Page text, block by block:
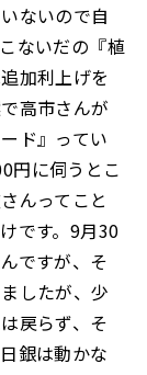
ないので自
ないだの『植
加利上げを
高市さんが
ド』ってい
円に伺うとこ
んってこと
です。9月30
ですが、そ
したが、少
戻らず、そ
銀は動かな